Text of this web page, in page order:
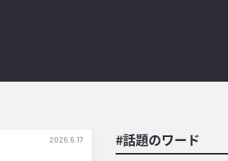
2026.6.17 #話題のワード